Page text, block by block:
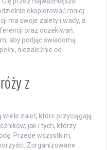
eksplorować mniej
ma swoje zalety i wady, a
oraz oczekiwań.
aby podjąć świadomą
niezależnie od
z
zalet, które przyciągają
jak i tych, którzy
Przede wszystkim,
Zorganizowane